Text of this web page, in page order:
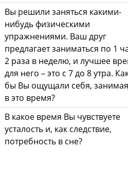
Вы решили заняться какими-
нибудь физическими
упражнениями. Ваш друг
предлагает заниматься по 1
2 раза в неделю, и лучшее
для него – это с 7 до 8 утра.
бы Вы ощущали себя,
в это время?
В какое время Вы чувствуете
усталость и, как следствие,
потребность в сне?